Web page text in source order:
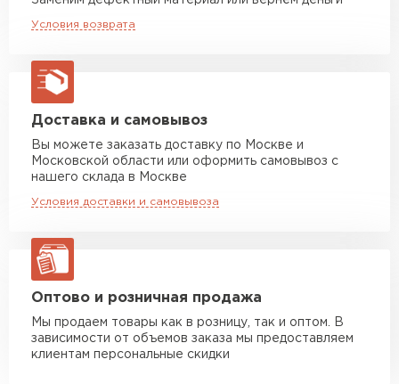
срок службы до 50 лет*.
макс. длина груза 13,5 м
Манипулятор до 5 тн
макс. длина груза 6 м
Манипулятор до 10 тн
макс. длина груза 8 м
Манипулятор до 20 тн
Условия возврата
Доставка и самовывоз
Вы можете заказать доставку по Москве и
Московской области или оформить самовывоз с
нашего склада в Москве
Условия доставки и самовывоза
Оптово и розничная продажа
Мы продаем товары как в розницу, так и оптом. В
зависимости от объемов заказа мы предоставляем
клиентам персональные скидки